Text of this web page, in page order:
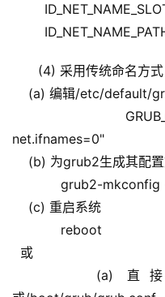
(4) 采用传统命名方式
(a) 编辑/etc/default/
net.ifnames=0"
(b) 为grub2生成其配
grub2-mkconfig -
(c) 重启系统
reboot
或
(a) 直接编辑/